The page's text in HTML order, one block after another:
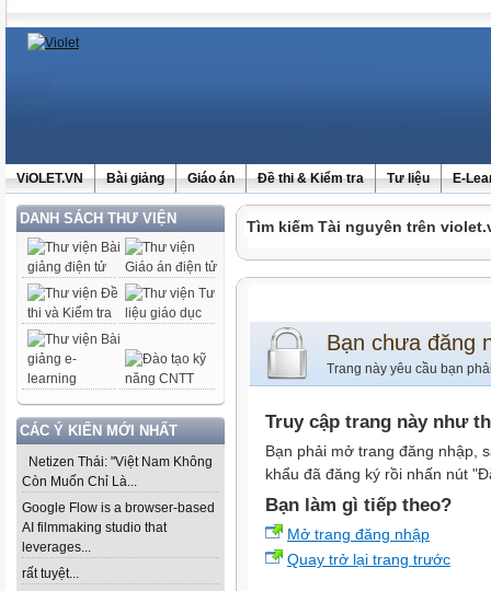
ViOLET.VN Bài giảng Giáo án Đề thi & Kiểm tra Tư liệu E-
DANH SÁCH THƯ VIỆN
CÁC Ý KIẾN MỚI NHẤT
Netizen Thái: "Việt Nam Không
Còn Muốn Chỉ Là...
Google Flow is a browser-based
AI filmmaking studio that
leverages...
rất tuyệt...
Tìm kiếm Tài nguyên trên
Bạn chưa đăng
Trang này yêu cầu bạn
Truy cập trang này như
Bạn phải mở trang đăng nhập,
khẩu đã đăng ký rồi nhấn nút
Bạn làm gì tiếp theo?
Mở trang đăng nhập
Quay trở lại trang trước